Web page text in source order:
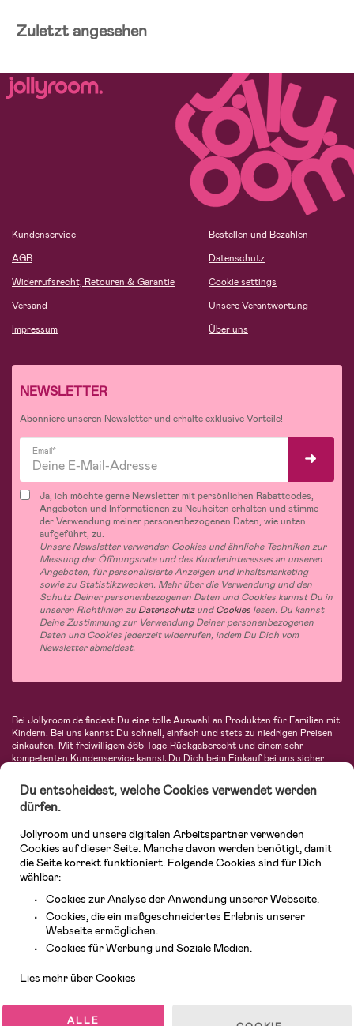
Zuletzt angesehen
Kundenservice
AGB
Widerrufsrecht, Retouren & Garantie
Versand
Impressum
Bestellen und Bezahlen
Datenschutz
Cookie settings
Unsere Verantwortung
Über uns
NEWSLETTER
Abonniere unseren Newsletter und erhalte exklusive Vorteile!
Email*
Ja, ich möchte gerne Newsletter mit persönlichen Rabattcodes,
Angeboten und Informationen zu Neuheiten erhalten und stimme
der Verwendung meiner personenbezogenen Daten, wie unten
aufgeführt, zu.
Unsere Newsletter verwenden Cookies und ähnliche Techniken zur
Messung der Öffnungsrate und des Kundeninteresses an unseren
Angeboten, für personalisierte Anzeigen und Inhaltsmarketing
sowie zu Statistikzwecken. Mehr über die Verwendung und den
Schutz Deiner personenbezogenen Daten und Cookies kannst Du in
unseren Richtlinien zu DatenschutzundCookies lesen. Du kannst
Deine Zustimmung zur Verwendung Deiner personenbezogenen
Daten und Cookies jederzeit widerrufen, indem Du Dich vom
Newsletter abmeldest.
Bei Jollyroom.de findest Du eine tolle Auswahl an Produkten für Familien mit
Kindern. Bei uns kannst Du schnell, einfach und stets zu niedrigen Preisen
einkaufen. Mit freiwilligem 365-Tage-Rückgaberecht und einem sehr
kompetenten Kundenservice kannst Du Dich beim Einkauf bei uns sicher
Autositze, Kinder- und Babymode, Produkte für Mütter und eine Menge
fantastischer Einrichtungsgegenstände, Spielsachen, Babyprodukte und
vieles mehr. Wir haben Produkte von bekannten Herstellern wie Britax, Maxi-
Avent, Jack Wolfskin, Cybex, LEGO und vielen mehr. Schau Dich um in
unserer vielfältigen Online-Boutique für Kinder & Babys. Willkommen!
© 2026 Jollyroom GmbH. Alle Rechte vorbehalten.
Du entscheidest, welche Cookies verwendet werden
dürfen.
Jollyroom und unsere digitalen Arbeitspartner verwenden
Cookies auf dieser Seite. Manche davon werden benötigt, damit
die Seite korrekt funktioniert. Folgende Cookies sind für Dich
wählbar:
Cookies zur Analyse der Anwendung unserer Webseite.
Cookies, die ein maßgeschneidertes Erlebnis unserer
Webseite ermöglichen.
Cookies für Werbung und Soziale Medien.
Lies mehr über Cookies
ALLE